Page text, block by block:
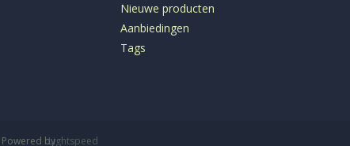
Nieuwe producten
Aanbiedingen
Tags
Powered byLightspeed